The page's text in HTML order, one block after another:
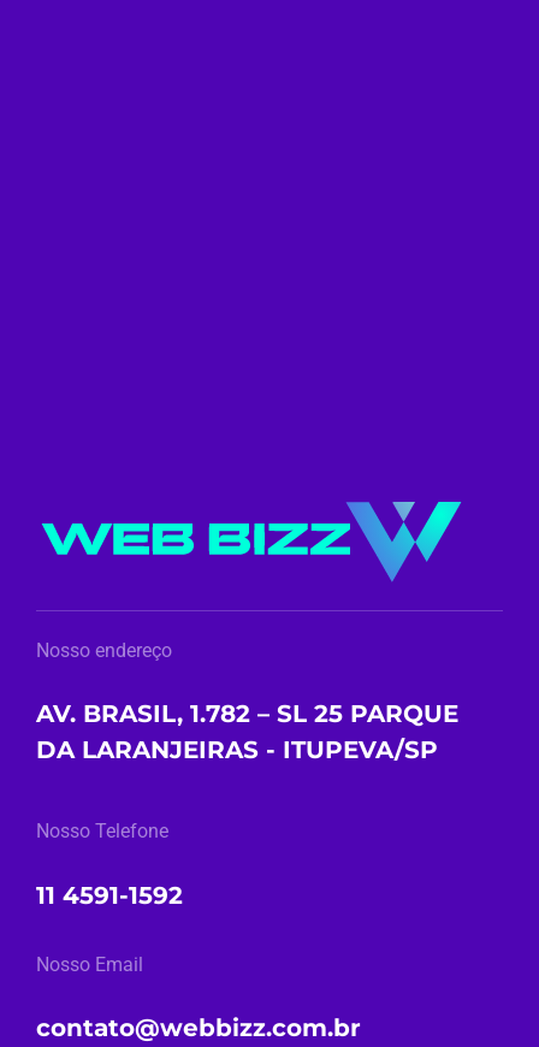
Nosso endereço
AV. BRASIL, 1.782 – SL 25 PARQUE
DA LARANJEIRAS - ITUPEVA/SP
Nosso Telefone
11 4591-1592
Nosso Email
contato@webbizz.com.br